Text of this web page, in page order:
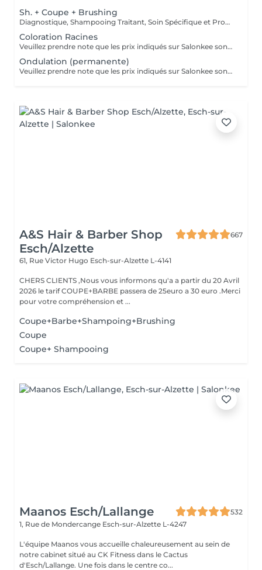
Sh. + Coupe + Brushing
Diagnostique, Shampooing Traitant, Soin Spécifique et Produits Coiffants inclus
Coloration Racines
Veuillez prendre note que les prix indiqués sur Salonkee sont communiqués à titre informatif et s'entendent de base. Ces derniers sont susceptibles de varier selon le diagnostic réalisé à votre arrivée au salon et l'expertise du professionnel à qui vous confiez votre beauté. Dans tous les cas, un devis précis vous sera proposé et toutes réalisations de prestations seront effectuées avec votre accord. Un grand merci d'avance pour votre compréhension. Au plaisir de vous recevoir très vite.
Ondulation (permanente)
Veuillez prendre note que les prix indiqués sur Salonkee sont communiqués à titre informatif et s'entendent de base. Ces derniers sont susceptibles de varier selon le diagnostic réalisé à votre arrivée au salon et l'expertise du professionnel à qui vous confiez votre beauté. Dans tous les cas, un devis précis vous sera proposé et toutes réalisations de prestations seront effectuées avec votre accord. Un grand merci d'avance pour votre compréhension. Au plaisir de vous recevoir très vite.
A&S Hair & Barber Shop
Esch/Alzette
667
61, Rue Victor Hugo Esch-sur-Alzette L-4141
CHERS CLIENTS ,Nous vous informons qu'a a partir du 20 Avril
2026 le tarif COUPE+BARBE passera de 25euro a 30 euro .Merci
pour votre compréhension et ...
Coupe+Barbe+Shampoing+Brushing
Coupe
Coupe+ Shampooing
Maanos Esch/Lallange
532
1, Rue de Mondercange Esch-sur-Alzette L-4247
L'équipe Maanos vous accueille chaleureusement au sein de
notre cabinet situé au CK Fitness dans le Cactus
d'Esch/Lallange. Une fois dans le centre co...